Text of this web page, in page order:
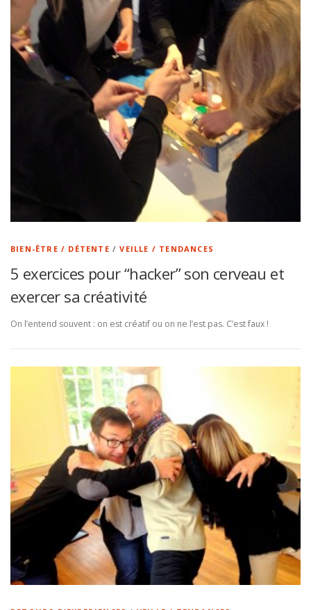
BIEN-ÊTRE / DÉTENTE /VEILLE / TENDANCES
5 exercices pour “hacker” son cerveau et
exercer sa créativité
On l’entend souvent : on est créatif ou on ne l’est pas. C’est faux !